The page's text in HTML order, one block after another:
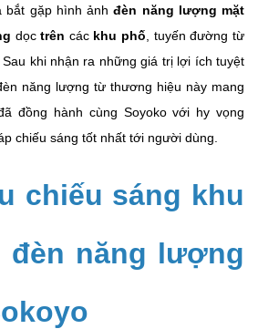
bắt gặp hình ảnhđèn năng lượng mặt
dọctrên cáckhu phố , tuyến đường từ
khi nhận ra những giá trị lợi ích tuyệt
năng lượng từ thương hiệu này mang
đồng hành cùng Soyoko với hy vọng
chiếu sáng tốt nhất tới người dùng.
chiếu sáng khu
đèn năng lượng